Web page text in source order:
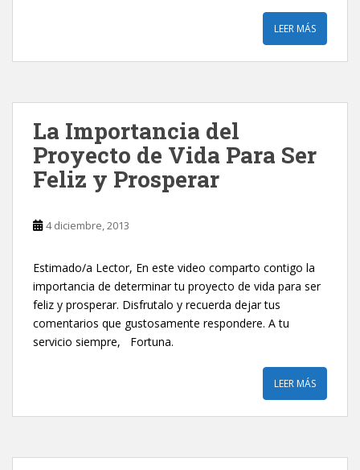
LEER MÁS
La Importancia del
Proyecto de Vida Para Ser
Feliz y Prosperar
4 diciembre, 2013
Estimado/a Lector, En este video comparto contigo la
importancia de determinar tu proyecto de vida para ser
feliz y prosperar. Disfrutalo y recuerda dejar tus
comentarios que gustosamente respondere. A tu
servicio siempre, Fortuna.
LEER MÁS